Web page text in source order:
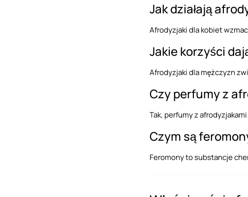
Jak działają
Afrodyzjaki dla kobiet
Jakie korzyści
Afrodyzjaki dla mężczyzn
Czy perfumy z
Tak, perfumy z
Czym są
Feromony to substancje